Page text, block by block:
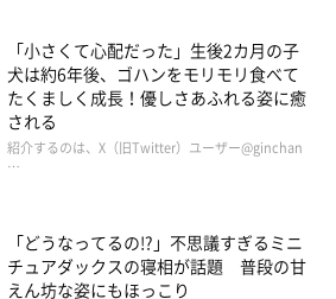
「小さくて心配だった」生後2カ月の子
犬は約6年後、ゴハンをモリモリ食べて
たくましく成長！優しさあふれる姿に癒
される
紹介するのは、X（旧Twitter）ユーザー@ginchan
…
「どうなってるの!?」不思議すぎるミニ
チュアダックスの寝相が話題 普段の甘
えん坊な姿にもほっこり